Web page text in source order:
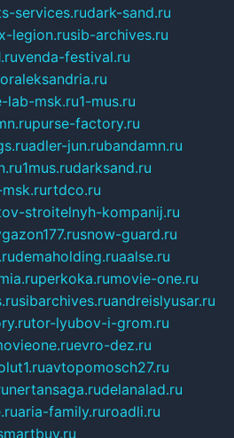
services.rudark-sand.ru
x-legion.rusib-archives.ru
venda-festival.ru
lab-msk.ru1-mus.ru
purse-factory.ru
adler-jun.rubandamn.ru
1mus.rudarksand.ru
rtdco.ru
stroitelnyh-kompanij.ru
snow-guard.ru
demaholding.ruaalse.ru
perkoka.rumovie-one.ru
sibarchives.ruandreislyusar.ru
tor-lyubov-i-grom.ru
evro-dez.ru
avtopomosch27.ru
nertansaga.rudelanalad.ru
aria-family.ruroadli.ru